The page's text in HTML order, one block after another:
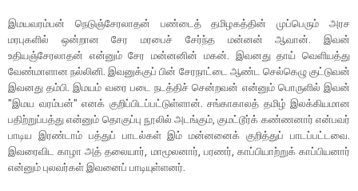
இமயவரம்பன் நெடுஞ்சேரலாதன் பண்டைத் தமிழகத்தின் முப்பெரும் அரச
மரபுகளில் ஒன்றான சேர மரபைச் சேர்ந்த மன்னன் ஆவான். இவன்
உதியஞ்சேரலாதன் என்னும் சேர மன்னனின் மகன். இவனது தாய் வெளியத்து
வேண்மாளான நல்லினி. இவனுக்குப் பின் சேரநாட்டை ஆண்ட செல்கெழு குட்டுவன்
இவனது தம்பி. இமயம் வரை படை நடத்திச் சென்றவன் என்னும் பொருளில் இவன்
"இமய வரம்பன்" எனக் குறிப்பிடப்பட்டுள்ளான். சங்காகாலத் தமிழ் இலக்கியமான
பதிற்றுப்பத்து என்னும் தொகுப்பு நூலில் அடங்கும், குமட்டூர்க் கண்ணனார் என்பவர்
பாடிய இரண்டாம் பத்துப் பாடல்கள் இம் மன்னனைக் குறித்துப் பாடப்பட்டவை.
இவரைவிட காழா அத் தலையார், மாமூலனார், பரணர், காப்பியாற்றுக் காப்பியனார்
என்னும் புலவர்கள் இவனைப் பாடியுள்ளனர்.